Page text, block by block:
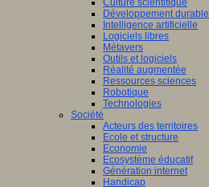
Culture scientifique
Développement durable
Intelligence artificielle
Logiciels libres
Métavers
Outils et logiciels
Réalité augmentée
Ressources sciences
Robotique
Technologies
Société
Acteurs des territoires
Ecole et structure
Economie
Ecosystème éducatif
Génération internet
Handicap